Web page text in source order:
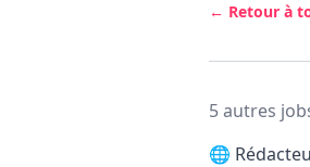
← Retour à
5 autres
🌐